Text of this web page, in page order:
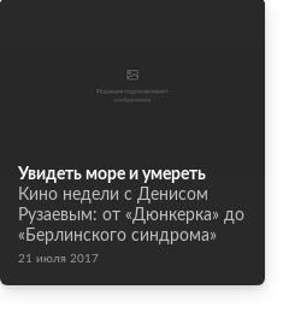
Увидеть море и умереть
Кино недели с Денисом
Рузаевым: от «Дюнкерка» до
«Берлинского синдрома»
21 июля 2017